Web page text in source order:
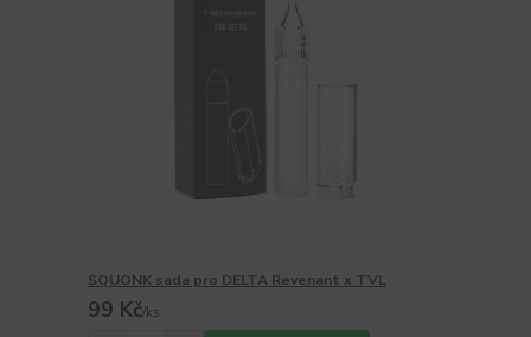
SQUONK sada pro DELTA Revenant x TVL
99 Kč/ks